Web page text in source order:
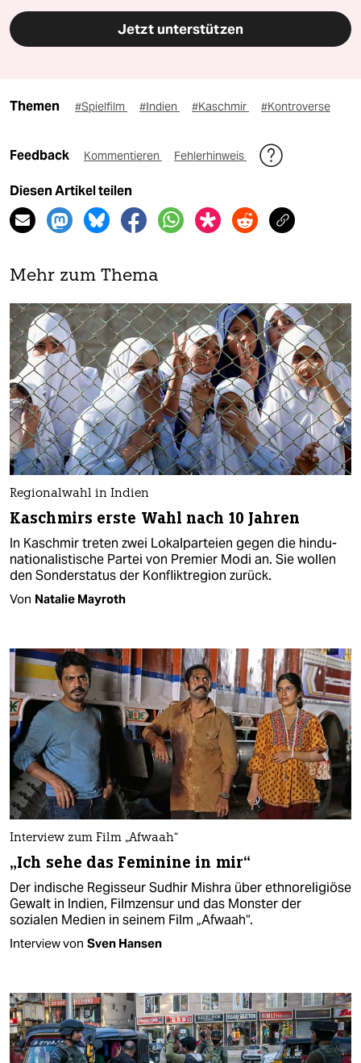
Jetzt unterstützen
Themen #Spielfilm #Indien #Kaschmir #Kontroverse
Feedback Kommentieren Fehlerhinweis
Diesen Artikel teilen
Mehr zum Thema
Regionalwahl in Indien
Kaschmirs erste Wahl nach 10 Jahren
In Kaschmir treten zwei Lokalparteien gegen die hindu-
nationalistische Partei von Premier Modi an. Sie wollen
den Sonderstatus der Konfliktregion zurück.
Von Natalie Mayroth
Interview zum Film „Afwaah“
„Ich sehe das Feminine in mir“
Der indische Regisseur Sudhir Mishra über ethnoreligiöse
Gewalt in Indien, Filmzensur und das Monster der
sozialen Medien in seinem Film „Afwaah“.
Interview von Sven Hansen